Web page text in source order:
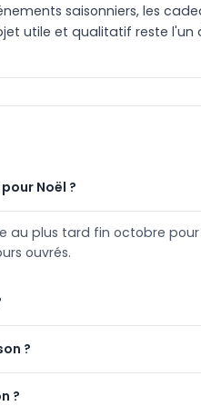
saisonniers, les
utile et qualitatif reste l'un
Noël ?
plus tard fin octobre
ouvrés.
?
?